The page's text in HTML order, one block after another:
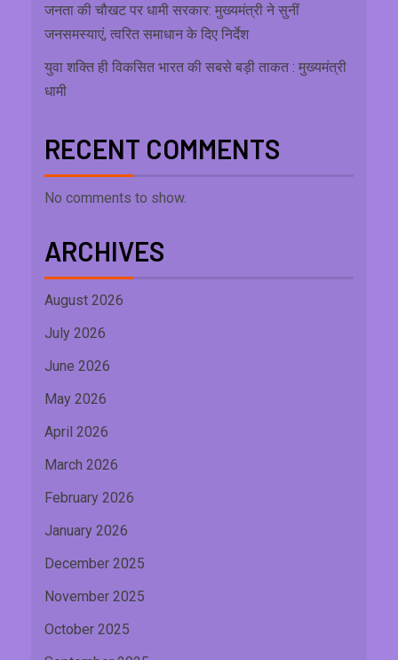
जनता की चौखट पर धामी सरकार: मुख्यमंत्री ने सुनीं
जनसमस्याएं, त्वरित समाधान के दिए निर्देश
युवा शक्ति ही विकसित भारत की सबसे बड़ी ताकत : मुख्यमंत्री
धामी
RECENT COMMENTS
No comments to show.
ARCHIVES
August 2026
July 2026
June 2026
May 2026
April 2026
March 2026
February 2026
January 2026
December 2025
November 2025
October 2025